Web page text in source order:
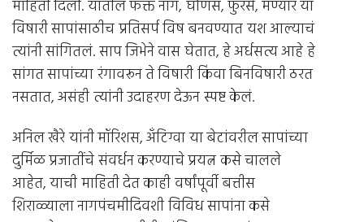
माहिती दिली. यातील फक्त नाग, घोणस, फुरसे, मण्यार या
विषारी सापांसाठीच प्रतिसर्प विष बनवण्यात यश आल्याचं
त्यांनी सांगितलं. साप जिभेने वास घेतात, हे अर्धसत्य आहे हे
सांगत सापांच्या रंगावरून ते विषारी किंवा बिनविषारी ठरत
नसतात, असंही त्यांनी उदाहरण देऊन स्पष्ट केलं.
अनिल खैरे यांनी मॉरिशस, अँटिग्वा या बेटांवरील सापांच्या
दुर्मिळ प्रजातींचे संवर्धन करण्याचे प्रयत्न कसे चालले
आहेत, याची माहिती देत काही वर्षांपूर्वी बत्तीस
शिराळ्याला नागपंचमीदिवशी विविध सापांना कसे